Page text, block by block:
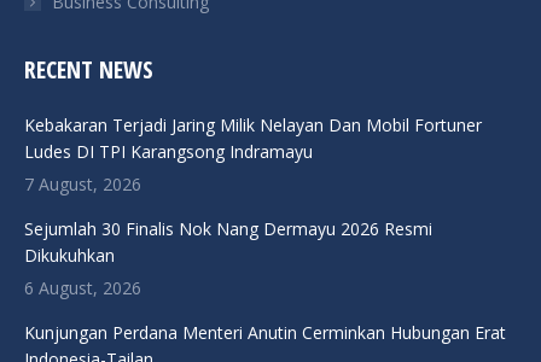
RECENT NEWS
Kebakaran Terjadi Jaring Milik Nelayan Dan Mobil Fortuner
Ludes DI TPI Karangsong Indramayu
7 August, 2026
Sejumlah 30 Finalis Nok Nang Dermayu 2026 Resmi
Dikukuhkan
6 August, 2026
Kunjungan Perdana Menteri Anutin Cerminkan Hubungan Erat